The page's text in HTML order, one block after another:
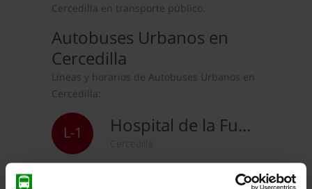
Cercedilla en transporte público.
Autobuses Urbanos en
Cercedilla
Líneas y horarios de Autobuses Urbanos en
Cercedilla:
L-1 Hospital de la Fuenfría - Instituto
Cercedilla